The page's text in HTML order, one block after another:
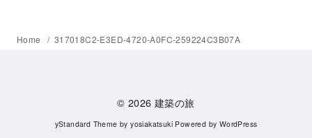
Home 317018C2-E3ED-4720-A0FC-259224C3B07A
© 2026建築の旅
yStandard Theme byyosiakatsuki Powered by WordPress